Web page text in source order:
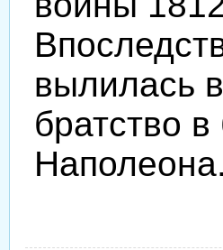
вылилась
братство